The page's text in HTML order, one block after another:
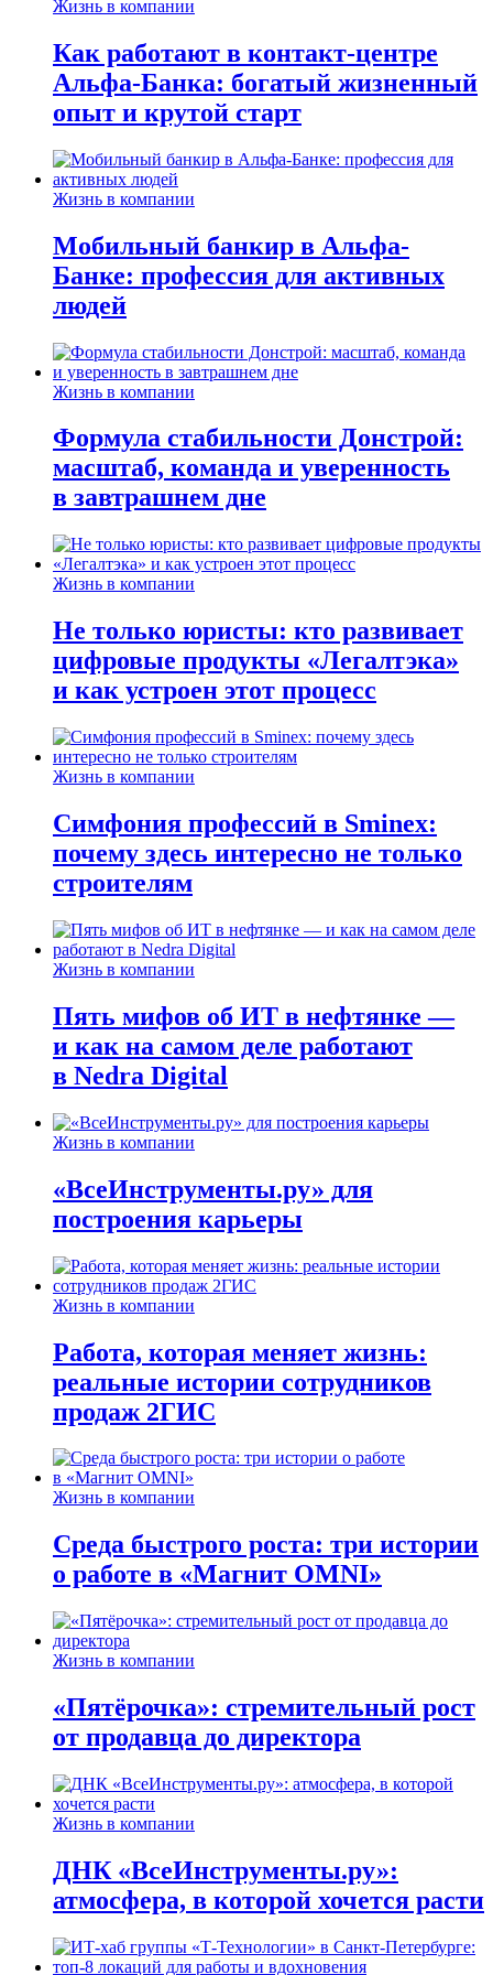
Жизнь в компании
Как работают в контакт-центре
Альфа-Банка: богатый жизненный
опыт и крутой старт
Жизнь в компании
Мобильный банкир в Альфа-
Банке: профессия для активных
людей
Жизнь в компании
Формула стабильности Донстрой:
масштаб, команда и уверенность
в завтрашнем дне
Жизнь в компании
Не только юристы: кто развивает
цифровые продукты «Легалтэка»
и как устроен этот процесс
Жизнь в компании
Симфония профессий в Sminex:
почему здесь интересно не только
строителям
Жизнь в компании
Пять мифов об ИТ в нефтянке —
и как на самом деле работают
в Nedra Digital
Жизнь в компании
«ВсеИнструменты.ру» для
построения карьеры
Жизнь в компании
Работа, которая меняет жизнь:
реальные истории сотрудников
продаж 2ГИС
Жизнь в компании
Среда быстрого роста: три истории
о работе в «Магнит OMNI»
Жизнь в компании
«Пятёрочка»: стремительный рост
от продавца до директора
Жизнь в компании
ДНК «ВсеИнструменты.ру»:
атмосфера, в которой хочется расти